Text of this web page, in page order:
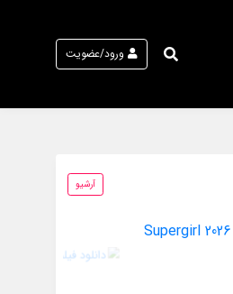
ورود/عضویت
آرشیو